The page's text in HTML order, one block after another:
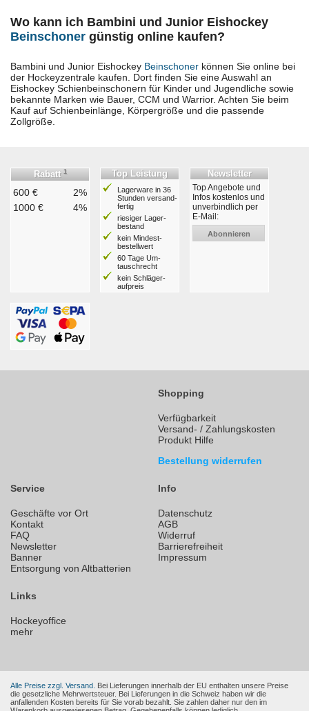
Wo kann ich Bambini und Junior Eishockey
Beinschoner günstig online kaufen?
Bambini und Junior Eishockey Beinschoner können Sie online bei
der Hockeyzentrale kaufen. Dort finden Sie eine Auswahl an
Eishockey Schienbeinschonern für Kinder und Jugendliche sowie
bekannte Marken wie Bauer, CCM und Warrior. Achten Sie beim
Kauf auf Schienbeinlänge, Körpergröße und die passende
Zollgröße.
Rabatt 1
600 €
2%
1000 €
4%
Top Leistung
Lagerware in 36
Stunden ver­sand­
fertig
riesiger Lager­
bestand
kein Mindest­
bestell­wert
60 Tage Um­
tausch­recht
kein Schläger­
aufpreis
Newsletter
Top Angebote und
Infos kostenlos und
unverbindlich per
E-Mail:
Abonnieren
Shopping
Verfügbarkeit
Versand- / Zahlungskosten
Produkt Hilfe
Bestellung widerrufen
Service
Geschäfte vor Ort
Kontakt
FAQ
Newsletter
Banner
Entsorgung von Altbatterien
Info
Datenschutz
AGB
Widerruf
Barrierefreiheit
Impressum
Links
Hockeyoffice
mehr
Alle Preise zzgl. Versand.
Bei Lieferungen innerhalb der EU enthalten unsere Preise
die gesetzliche Mehrwertsteuer. Bei Lieferungen in die Schweiz haben wir die
anfallenden Kosten bereits für Sie vorab bezahlt. Sie zahlen daher nur den im